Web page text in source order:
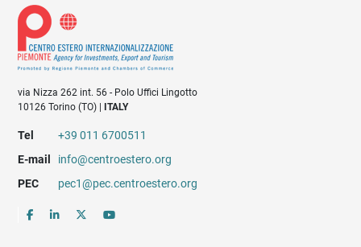
via Nizza 262 int. 56 - Polo Uffici Lingotto
10126 Torino (TO) |
ITALY
Tel
+39 011 6700511
E-mail
info@centroestero.org
PEC
pec1@pec.centroestero.org